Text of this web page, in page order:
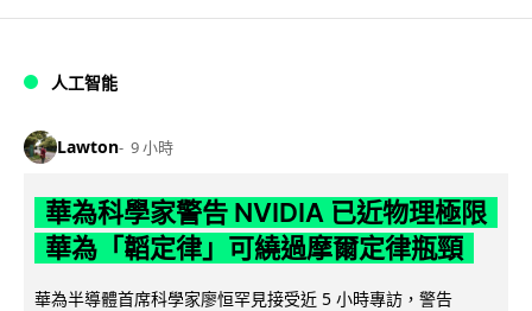
人工智能
Lawton 9 小時
華為科學家警告 NVIDIA 已近物理極限
華為「韜定律」可繞過摩爾定律瓶頸
華為半導體首席科學家廖恒罕見接受近 5 小時專訪，警告